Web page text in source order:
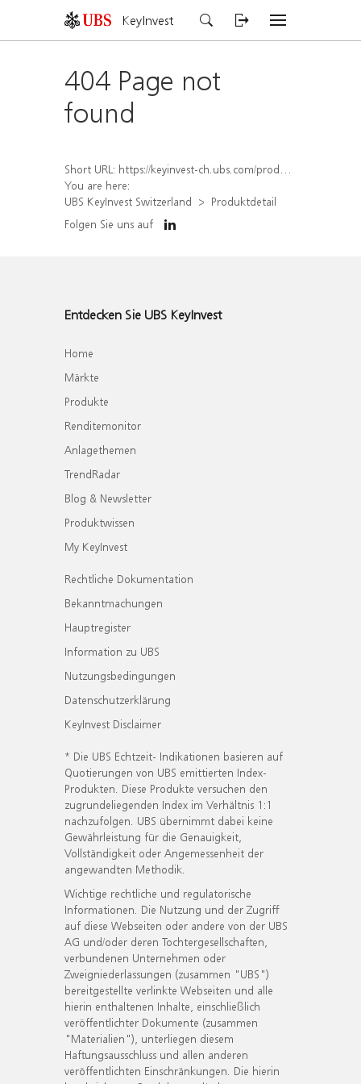
KeyInvest
404 Page not
found
Short URL: https://keyinvest-ch.ubs.com/produkt/detail/index/isin/CH1579759791
You are here:
UBS KeyInvest Switzerland
Produktdetail
Folgen Sie uns auf
Entdecken Sie UBS KeyInvest
Home
Märkte
Produkte
Renditemonitor
Anlagethemen
TrendRadar
Blog & Newsletter
Produktwissen
My KeyInvest
Rechtliche Dokumentation
Bekanntmachungen
Hauptregister
Information zu UBS
Nutzungsbedingungen
Datenschutzerklärung
KeyInvest Disclaimer
* Die UBS Echtzeit- Indikationen basieren auf
Quotierungen von UBS emittierten Index-
Produkten. Diese Produkte versuchen den
zugrundeliegenden Index im Verhältnis 1:1
nachzufolgen. UBS übernimmt dabei keine
Gewährleistung für die Genauigkeit,
Vollständigkeit oder Angemessenheit der
angewandten Methodik.
Wichtige rechtliche und regulatorische
Informationen. Die Nutzung und der Zugriff
auf diese Webseiten oder andere von der UBS
AG und/oder deren Tochtergesellschaften,
verbundenen Unternehmen oder
Zweigniederlassungen (zusammen "UBS")
bereitgestellte verlinkte Webseiten und alle
hierin enthaltenen Inhalte, einschließlich
veröffentlichter Dokumente (zusammen
"Materialien"), unterliegen diesem
Haftungsausschluss und allen anderen
veröffentlichten Einschränkungen. Die hierin